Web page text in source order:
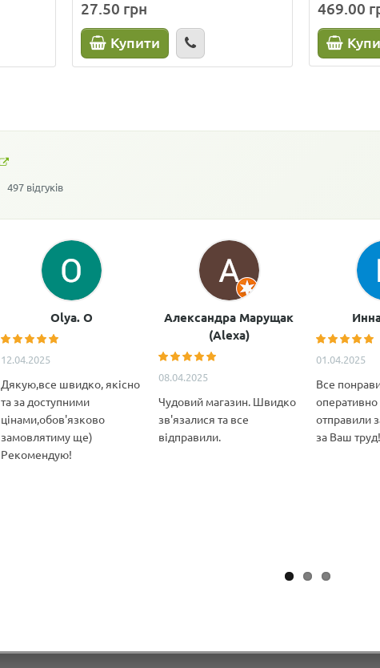
27.50 грн
Купити
469.00
497 відгуків
Olya. O
12.04.2025
Дякую,все швидко, якісно
та за доступними
цінами,обов'язково
замовлятиму ще)
Рекомендую!
Александра Марущак
(Alexa)
08.04.2025
Чудовий магазин. Швидко
зв'язалися та все
відправили.
01.04.2025
Все
оперативно
отправили
за Ваш труд!